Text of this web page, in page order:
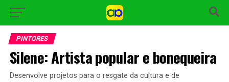
PINTORES
Silene: Artista popular e bonequeira
Desenvolve projetos para o resgate da cultura e de